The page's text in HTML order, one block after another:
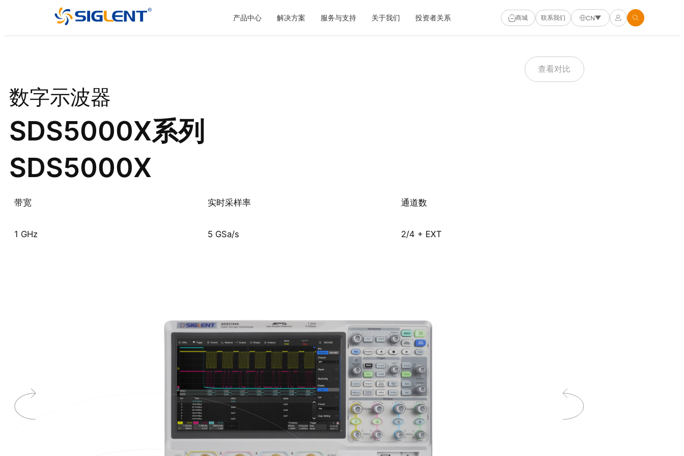
产品中心 解决方案 服务与支持 关于我们 投资者关系 商城 联系我们 CN
查看对比
数字示波器
SDS5000X系列
SDS5000X
带宽
1 GHz
实时采样率
5 GSa/s
通道数
2/4 + EXT